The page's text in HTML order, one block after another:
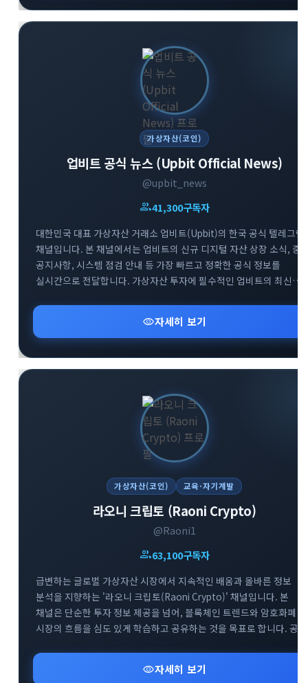
가상자산(코인)
업비트 공식 뉴스 (Upbit Official News)
@upbit_news
group41,300구독자
대한민국 대표 가상자산 거래소 업비트(Upbit)의 한국 공식 텔레그램
채널입니다. 본 채널에서는 업비트의 신규 디지털 자산 상장 소식, 중
공지사항, 시스템 점검 안내 등 가장 빠르고 정확한 공식 정보를
실시간으로 전달합니다. 가상자산 투자에 필수적인 업비트의 최신
안전하고 현명한 거래를 돕기 위한 공식 소통 창구로서 신뢰할 수 있는
visibility자세히 보기
가상자산(코인) 교육·자기계발
라오니 크립토 (Raoni Crypto)
@Raoni1
group63,100구독자
급변하는 글로벌 가상자산 시장에서 지속적인 배움과 올바른 정보
분석을 지향하는 '라오니 크립토(Raoni Crypto)' 채널입니다. 본
채널은 단순한 투자 정보 제공을 넘어, 블록체인 트렌드와 암호화폐
시장의 흐름을 심도 있게 학습하고 공유하는 것을 목표로 합니다. 공식
드리며, 소통을 위한 대화방(@Raoni2)도 함께 운영하여 투자자 간의
건전한 정보 교류를 돕고 있습니다. 끊임없이 진화하는 크립토
visibility자세히 보기